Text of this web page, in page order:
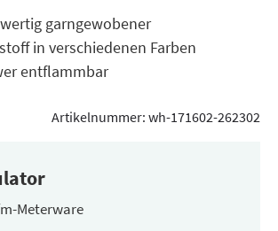
garngewobener
in verschiedenen Farben
entflammbar
Artikelnummer: wh-171602-262302
Meterware